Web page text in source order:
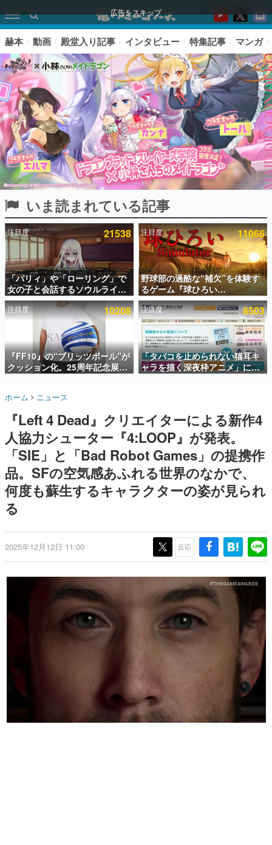
広告をスキップ
ピックアップ
電ファミのいま読まれている記事ランキング
アプリセール情報
インタビュー
連載・特集一覧
殿堂入り記事
SNS拡散数が数千以上！ ページビュー数万以上！ などな
ど。多くの人々に読まれた、電ファミ渾身の“殿堂入り”記
事をまとめました。
名作ゲームクリエイターの方々に製作時のエピソードをお
きます。
赫本
この物語を解いてはいけない。『赫本』は、〈試験問題〉
の形をした短編ホラー小説集です。
新世代に訊く
これからのデジタルゲーム市場を担う若きクリエイター達
ゲーム世代の作家たち
ゲームに多大な影響を受けた作家さんに取材し、ゲームが
日本のコンテンツ産業やカルチャーに与えた影響を探る企
画です。
日本モバイルゲーム産業史
日本のモバイルゲーム史における主要なトピック・タイト
ルを網羅するほか、開発者へのインタビューや識者による
解説を掲載。約20年の歴史が一望できる決定版！
若ゲのいたり〜ゲームクリエイターの青春〜
『うつヌケ』『ペンと箸』等で知られるマンガ家・田中圭
なんでゲームは面白い？
ゲーム開発者・hamatsu氏がゲームの魅力を画面や操作の
具体的な形から解き明かしていく、硬派で骨太な評論連載
赫本 動画 殿堂入り記事 インタビュー 特集記事 マンガ
いま読まれている記事
注目度 21538
「パリィ」や「ローリング」で
女の子と会話するソウルライク
恋愛ゲーム『小早川さんはソウ
ルライク』無料公開。返事に失
敗すると「YOU DIED」
注目度 11066
野球部の過酷な“補欠”を体験す
るゲーム『球ひろい
Simulator』が「1件」のウィッ
シュリストをもとにチェコ語に
対応しSNSで話題に。『キング
ダム・カム』開発元やチェコの
プロ野球選手から称賛の声
注目度 10208
『FF10』の“ブリッツボール”が
クッション化。25周年記念展
「FINAL FANTASY X
ズ情報が一部公開
注目度 8503
「タバコを止められない猫耳キ
ャラを描く深夜枠アニメ」に視
聴者の一部から批判意見。違法
ホーム ニュース
『Left 4 Dead』クリエイターによる新作4
人協力シューター『4:LOOP』が発表。
「SIE」と「Bad Robot Games」の提携作
品。SFの空気感あふれる世界のなかで、
何度も蘇生するキャラクターの姿が見られ
る
2025年12月12日 11:00 反応